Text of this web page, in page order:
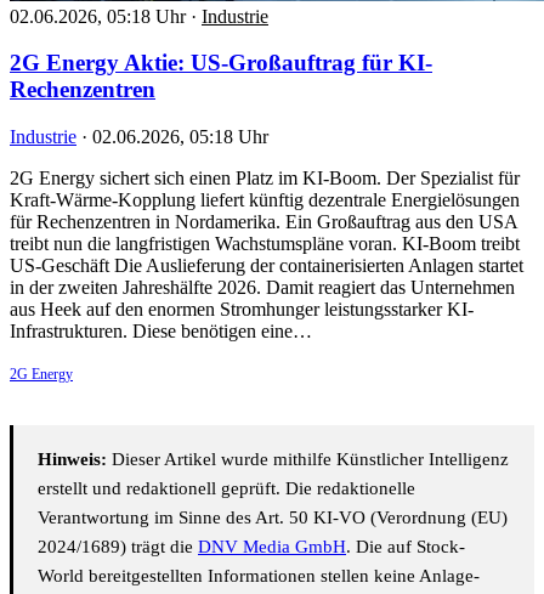
02.06.2026, 05:18 Uhr · Industrie
2G Energy Aktie: US-Großauftrag für KI-
Rechenzentren
Industrie · 02.06.2026, 05:18 Uhr
2G Energy sichert sich einen Platz im KI-Boom. Der Spezialist für
Kraft-Wärme-Kopplung liefert künftig dezentrale Energielösungen
für Rechenzentren in Nordamerika. Ein Großauftrag aus den USA
treibt nun die langfristigen Wachstumspläne voran. KI-Boom treibt
US-Geschäft Die Auslieferung der containerisierten Anlagen startet
in der zweiten Jahreshälfte 2026. Damit reagiert das Unternehmen
aus Heek auf den enormen Stromhunger leistungsstarker KI-
Infrastrukturen. Diese benötigen eine…
2G Energy
Hinweis: Dieser Artikel wurde mithilfe Künstlicher Intelligenz
erstellt und redaktionell geprüft. Die redaktionelle
Verantwortung im Sinne des Art. 50 KI-VO (Verordnung (EU)
2024/1689) trägt die DNV Media GmbH. Die auf Stock-
World bereitgestellten Informationen stellen keine Anlage-